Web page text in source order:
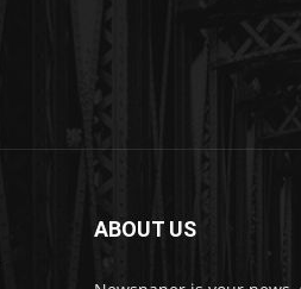
ABOUT US